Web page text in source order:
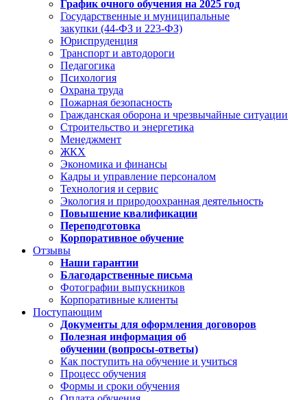
График очного обучения на 2025 год
Государственные и муниципальные
закупки (44-ФЗ и 223-ФЗ)
Юриспруденция
Транспорт и автодороги
Педагогика
Психология
Охрана труда
Пожарная безопасность
Гражданская оборона и чрезвычайные ситуации
Строительство и энергетика
Менеджмент
ЖКХ
Экономика и финансы
Кадры и управление персоналом
Технология и сервис
Экология и природоохранная деятельность
Повышение квалификации
Переподготовка
Корпоративное обучение
Отзывы
Наши гарантии
Благодарственные письма
Фотографии выпускников
Корпоративные клиенты
Поступающим
Документы для оформления договоров
Полезная информация об
обучении (вопросы-ответы)
Как поступить на обучение и учиться
Процесс обучения
Формы и сроки обучения